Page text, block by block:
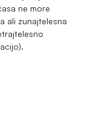
in kontakti